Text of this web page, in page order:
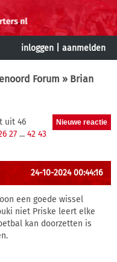
inloggen aanmelden
Forum » Brian
uit 46
27 ... 42 43
24-10-2024 00:44:16
een goede wissel
niet Priske leert elke
kan doorzetten is